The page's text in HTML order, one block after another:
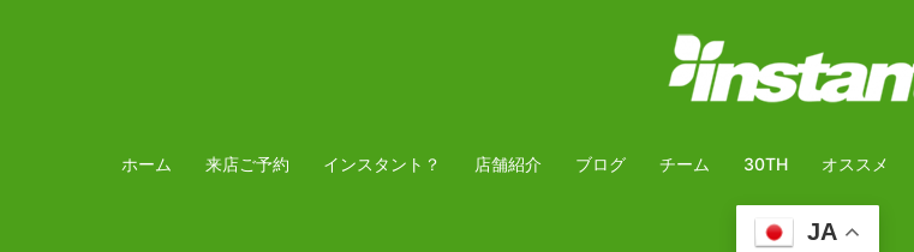
ホーム 来店ご予約 インスタント？ 店舗紹介 ブログ チーム 30TH オススメ
JA